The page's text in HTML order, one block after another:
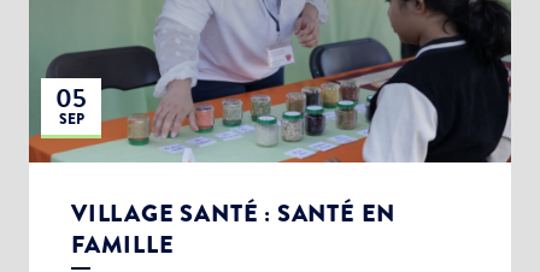
05
SEP
VILLAGE SANTÉ : SANTÉ EN
FAMILLE